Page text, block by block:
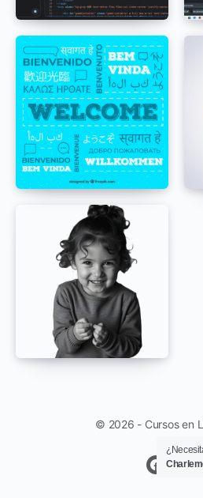
© 2026 - Cursos en